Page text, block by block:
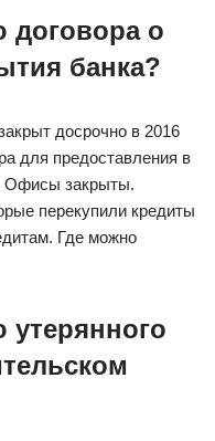
договора о
банка?
досрочно в 2016
для предоставления в
Офисы закрыты.
перекупили кредиты
Где можно
утерянного